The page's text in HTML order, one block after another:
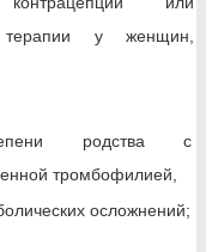
терапии у женщин,
родства с
тромбофилией,
осложнений;